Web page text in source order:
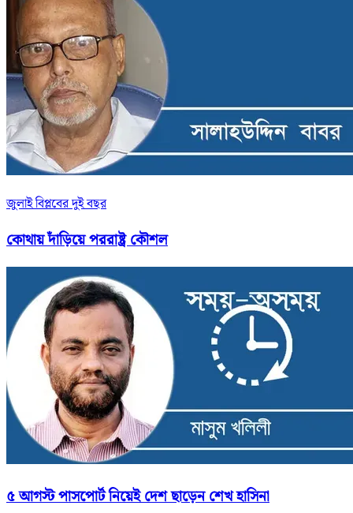
জুলাই বিপ্লবের দুই বছর
কোথায় দাঁড়িয়ে পররাষ্ট্র কৌশল
৫ আগস্ট পাসপোর্ট নিয়েই দেশ ছাড়েন শেখ হাসিনা